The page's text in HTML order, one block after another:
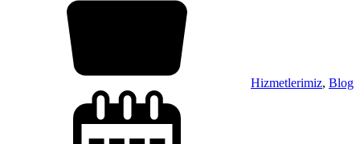
Hizmetlerimiz, Blog